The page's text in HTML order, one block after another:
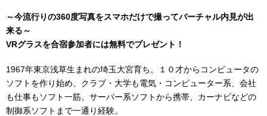
～今流行りの360度写真をスマホだけで撮ってバーチャル内見が出
来る～
VRグラスを合宿参加者には無料でプレゼント！
1967年東京浅草生まれの埼玉大宮育ち。１０才からコンピュータの
ソフトを作り始め、クラブ・大学も電気・コンピューター系、会社
も仕事もソフト一筋。サーバー系ソフトから携帯、カーナビなどの
制御系ソフトまで一通り経験。